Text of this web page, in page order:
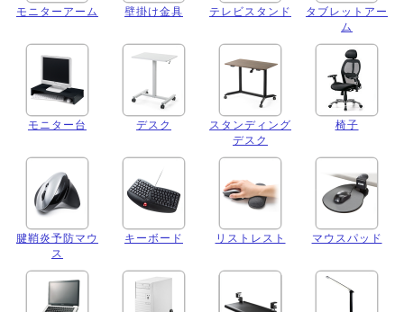
モニターアーム 壁掛け金具 テレビスタンド
タブレットアー
ム
モニター台 デスク
スタンディング
デスク
椅子
腱鞘炎予防マウ
ス
キーボード リストレスト マウスパッド